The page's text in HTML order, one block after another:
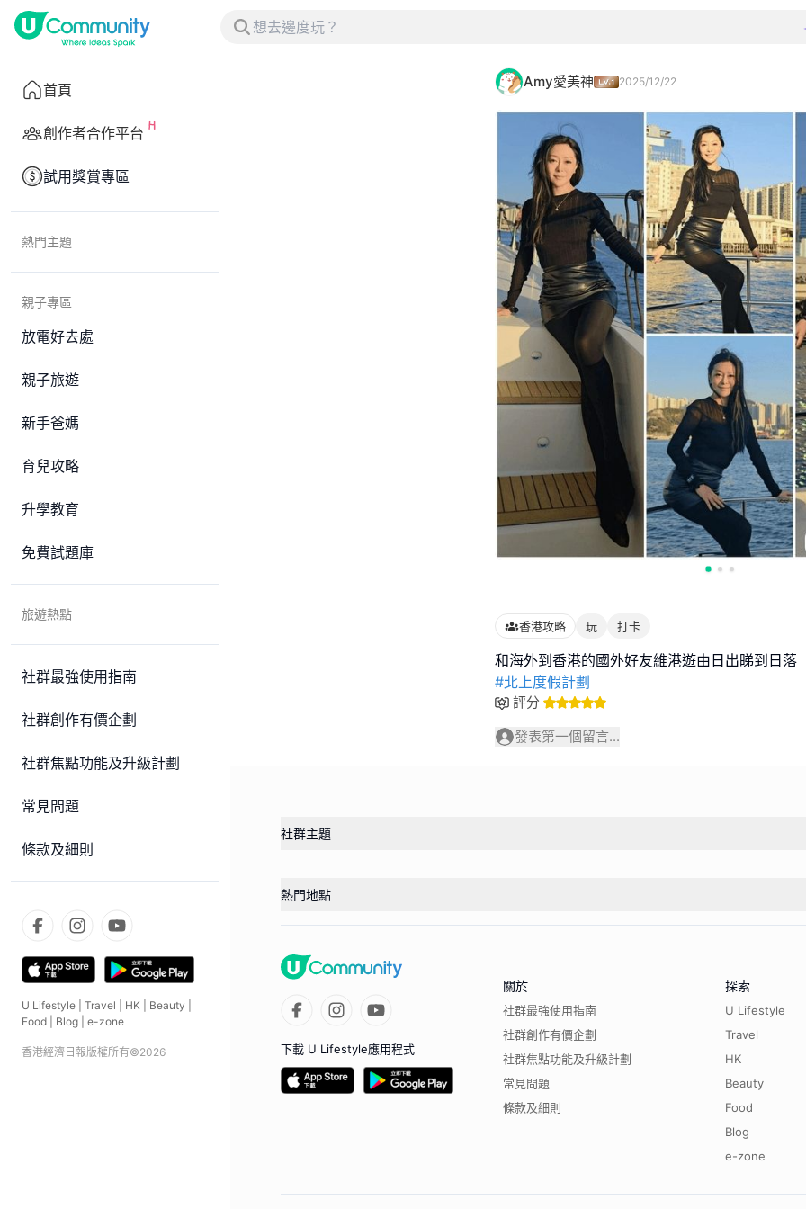
首頁
創作者合作平台
試用獎賞專區
熱門主題
親子專區
放電好去處
親子旅遊
新手爸媽
育兒攻略
升學教育
免費試題庫
旅遊熱點
社群最強使用指南
社群創作有價企劃
社群焦點功能及升級計劃
常見問題
條款及細則
U Lifestyle Travel HK Beauty
Food
Blog e-zone
香港經濟日報版權所有©2026
Amy愛美神 2025/12/22
香港攻略 玩 打卡
#北上度假計劃
評分
發表第一個留言...
社群主題
熱門地點
下載 U Lifestyle應用程式
關於
社群最強使用指南
社群創作有價企劃
社群焦點功能及升級計劃
常見問題
條款及細則
探索
U Lifestyle
Travel
HK
Beauty
Food
Blog
e-zone